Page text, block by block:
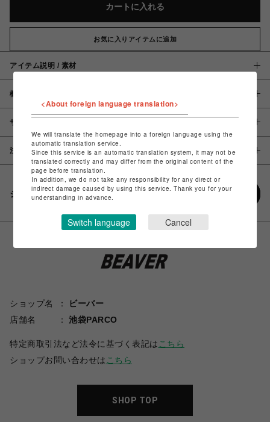
カートに入れる
お気に入りアイテムに追加
アイテム説明 / 素材
概要
サイズ
注意事項
シェアする
ショップ名
ビーバー
店舗名
池袋PARCO
特定商取引法など法令に基づく表記は こちら
ショップお問い合わせは こちら
SHOP TOP
<About foreign language translation>
We will translate the homepage into a foreign language using the
automatic translation service.
Since this service is an automatic translation system, it may not be
translated correctly and may differ from the original content of the
page before translation.
In addition, we do not take any responsibility for any direct or
indirect damage caused by using this service. Thank you for your
understanding in advance.
Switch language Cancel